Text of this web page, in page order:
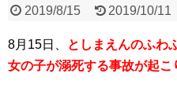
2019/8/15 2019/10/11
8月15日、
としまえんのふわ
女の子が溺死する事故が起こ